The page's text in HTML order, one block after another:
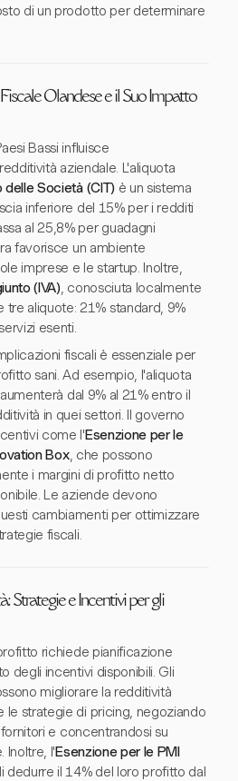
di un prodotto per determinare
Olandese e il Suo Impatto
Bassi influisce
aziendale. L'aliquota
delle Società (CIT)è un sistema
inferiore del 15% per i redditi
al 25,8% per guadagni
favorisce un ambiente
imprese e le startup. Inoltre,
(IVA), conosciuta localmente
aliquote: 21% standard, 9%
esenti.
fiscali è essenziale per
sani. Ad esempio, l'aliquota
dal 9% al 21% entro il
in quei settori. Il governo
come l'Esenzione per le
Box, che possono
i margini di profitto netto
Le aziende devono
cambiamenti per ottimizzare
fiscali.
Strategie e Incentivi per gli
richiede pianificazione
degli incentivi disponibili. Gli
migliorare la redditività
le strategie di pricing, negoziando
e concentrandosi su
Inoltre, l'Esenzione per le PMI
dedurre il 14% del loro profitto dal